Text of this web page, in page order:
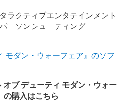
ラクティブエンタテインメント
ーソンシューティング
モダン・ウォーフェア』のソフ
ブ デューティ モダン・ウォー
の購入はこちら